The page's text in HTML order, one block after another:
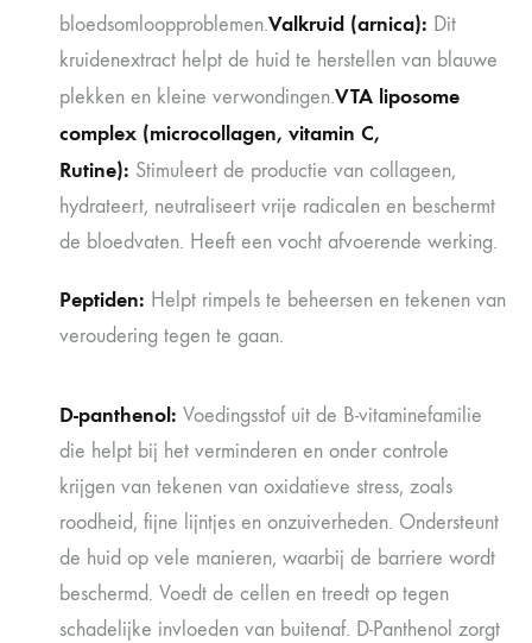
bloedsomloopproblemen.Valkruid (arnica): Dit
kruidenextract helpt de huid te herstellen van blauwe
plekken en kleine verwondingen.VTA liposome
complex (microcollagen, vitamin C,
Rutine): Stimuleert de productie van collageen,
hydrateert, neutraliseert vrije radicalen en beschermt
de bloedvaten. Heeft een vocht afvoerende werking.
Peptiden: Helpt rimpels te beheersen en tekenen van
veroudering tegen te gaan.
D-panthenol: Voedingsstof uit de B-vitaminefamilie
die helpt bij het verminderen en onder controle
krijgen van tekenen van oxidatieve stress, zoals
roodheid, fijne lijntjes en onzuiverheden. Ondersteunt
de huid op vele manieren, waarbij de barriere wordt
beschermd. Voedt de cellen en treedt op tegen
schadelijke invloeden van buitenaf. D-Panthenol zorgt